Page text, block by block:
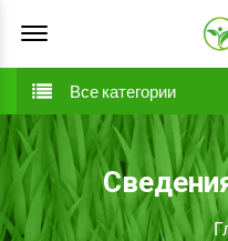
Offcanvas Menu Open
Все категории